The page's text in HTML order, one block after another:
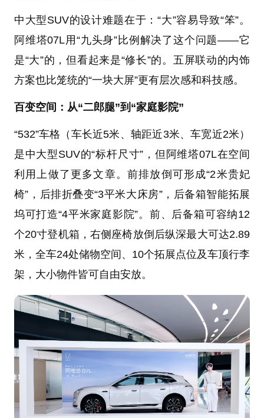
中大型SUV的设计难题在于：“大”容易导致“笨”。
阿维塔07L用“九头身”比例解决了这个问题——它
是“大”的，但看起来是“修长”的。五屏联动的内饰
方案也比笼统的“一块大屏”更有层次感和科技感。
百变空间：从“二郎腿”到“家庭影院”
“532”车格（车长近5米、轴距近3米、车宽近2米）
是中大型SUV的“标杆尺寸”，但阿维塔07L在空间
利用上做了更多文章。前排放倒可形成“2米贵妃
椅”，后排折叠变“3平米大床房”，后备箱智能拓展
坞可打造“4平米家庭影院”。前、后备箱可容纳12
个20寸登机箱，右侧座椅放倒后纵深最大可达2.89
米，全车24处储物空间、10个拓展点位及车顶行李
架，大小物件皆可自由安放。